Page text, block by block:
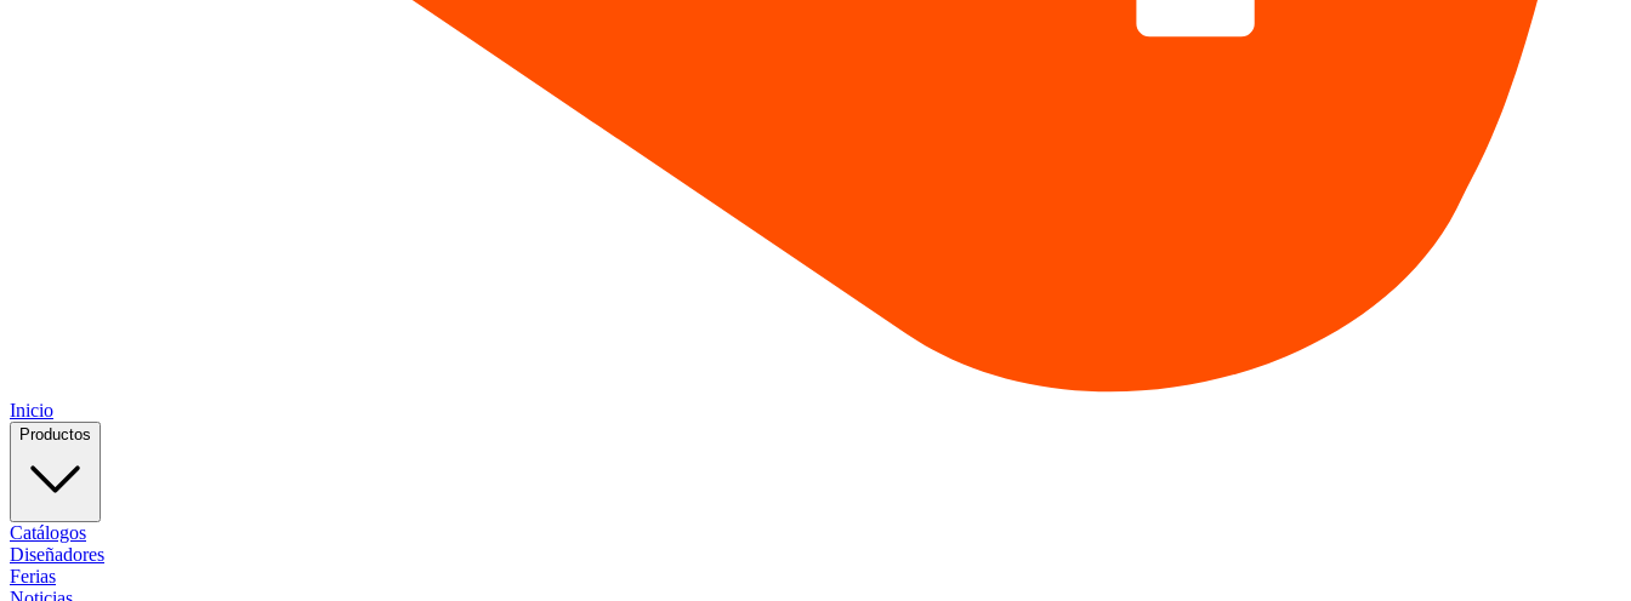
Inicio
Productos
Catálogos
Diseñadores
Ferias